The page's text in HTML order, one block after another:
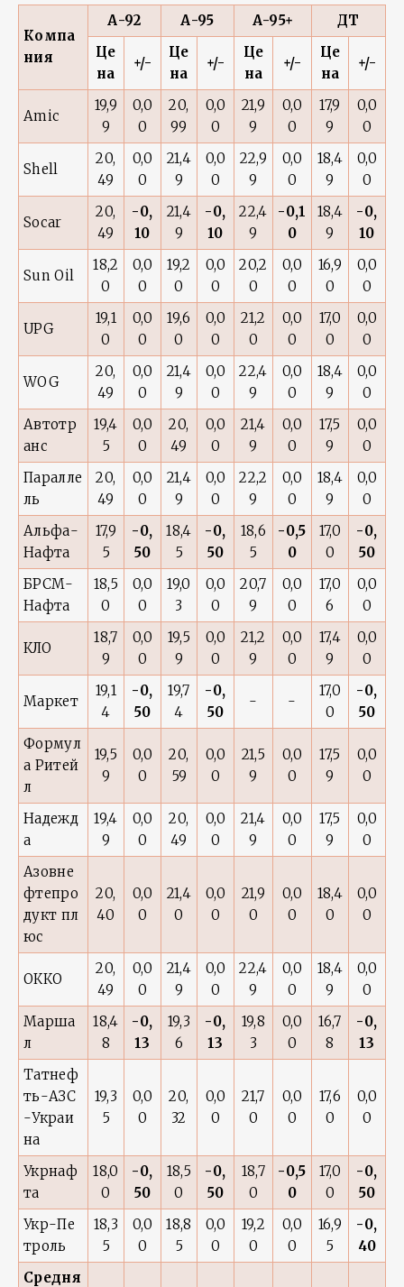
Компа
ния
А-92 А-95 А-95+
ДТ
Це
на
+/-
Це
на
+/-
Це
на
+/-
Це
на
+/-
Amic
19,9
9
0,0
0
20,
99
0,0
0
21,9
9
0,0
0
17,9
9
0,0
0
Shell
20,
49
0,0
0
21,4
9
0,0
0
22,9
9
0,0
0
18,4
9
0,0
0
Socar
20,
49
-0,
10
21,4
9
-0,
10
22,4
9
-0,1
0
18,4
9
-0,
10
Sun Oil
18,2
0
0,0
0
19,2
0
0,0
0
20,2
0
0,0
0
16,9
0
0,0
0
UPG
19,1
0
0,0
0
19,6
0
0,0
0
21,2
0
0,0
0
17,0
0
0,0
0
WOG
20,
49
0,0
0
21,4
9
0,0
0
22,4
9
0,0
0
18,4
9
0,0
0
Автотр
анс
19,4
5
0,0
0
20,
49
0,0
0
21,4
9
0,0
0
17,5
9
0,0
0
Паралле
ль
20,
49
0,0
0
21,4
9
0,0
0
22,2
9
0,0
0
18,4
9
0,0
0
Альфа-
Нафта
17,9
5
-0,
50
18,4
5
-0,
50
18,6
5
-0,5
0
17,0
0
-0,
50
БРСМ-
Нафта
18,5
0
0,0
0
19,0
3
0,0
0
20,7
9
0,0
0
17,0
6
0,0
0
КЛО
18,7
9
0,0
0
19,5
9
0,0
0
21,2
9
0,0
0
17,4
9
0,0
0
Маркет
19,1
4
-0,
50
19,7
4
-0,
50
- -
17,0
0
-0,
50
Формул
а Ритей
л
19,5
9
0,0
0
20,
59
0,0
0
21,5
9
0,0
0
17,5
9
0,0
0
Надежд
а
19,4
9
0,0
0
20,
49
0,0
0
21,4
9
0,0
0
17,5
9
0,0
0
Азовне
фтепро
дукт пл
юс
20,
40
0,0
0
21,4
0
0,0
0
21,9
0
0,0
0
18,4
0
0,0
0
ОККО
20,
49
0,0
0
21,4
9
0,0
0
22,4
9
0,0
0
18,4
9
0,0
0
Марша
л
18,4
8
-0,
13
19,3
6
-0,
13
19,8
3
0,0
0
16,7
8
-0,
13
Татнеф
ть-АЗС
-Украи
на
19,3
5
0,0
0
20,
32
0,0
0
21,7
0
0,0
0
17,6
0
0,0
0
Укрнаф
та
18,0
0
-0,
50
18,5
0
-0,
50
18,7
0
-0,5
0
17,0
0
-0,
50
Укр-Пе
троль
18,3
5
0,0
0
18,8
5
0,0
0
19,2
0
0,0
0
16,9
5
-0,
40
Средня